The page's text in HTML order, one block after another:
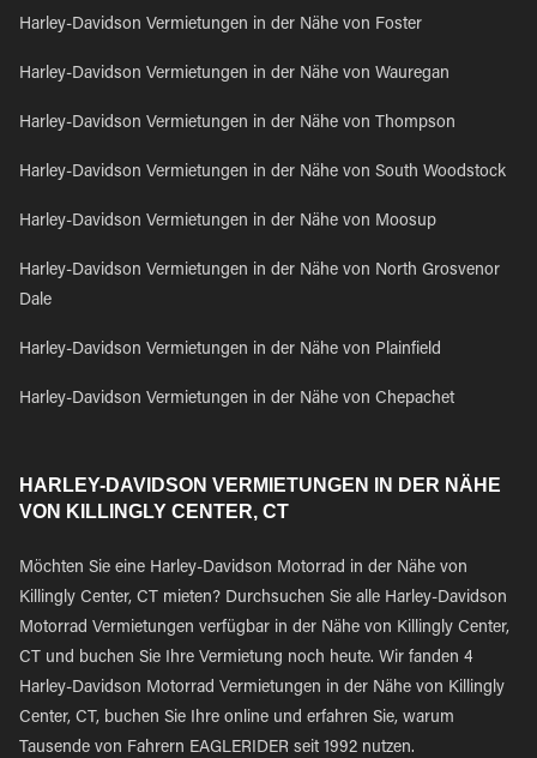
Harley-Davidson Vermietungen in der Nähe von Foster
Harley-Davidson Vermietungen in der Nähe von Wauregan
Harley-Davidson Vermietungen in der Nähe von Thompson
Harley-Davidson Vermietungen in der Nähe von South Woodstock
Harley-Davidson Vermietungen in der Nähe von Moosup
Harley-Davidson Vermietungen in der Nähe von North Grosvenor
Dale
Harley-Davidson Vermietungen in der Nähe von Plainfield
Harley-Davidson Vermietungen in der Nähe von Chepachet
HARLEY-DAVIDSON VERMIETUNGEN IN DER NÄHE
VON KILLINGLY CENTER, CT
Möchten Sie eine Harley-Davidson Motorrad in der Nähe von
Killingly Center, CT mieten? Durchsuchen Sie alle Harley-Davidson
Motorrad Vermietungen verfügbar in der Nähe von Killingly Center,
CT und buchen Sie Ihre Vermietung noch heute. Wir fanden 4
Harley-Davidson Motorrad Vermietungen in der Nähe von Killingly
Center, CT, buchen Sie Ihre online und erfahren Sie, warum
Tausende von Fahrern EAGLERIDER seit 1992 nutzen.